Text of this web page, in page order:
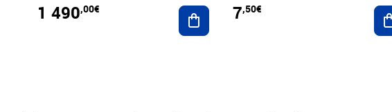
1 490,00€ Ajouter au panier
7,50€